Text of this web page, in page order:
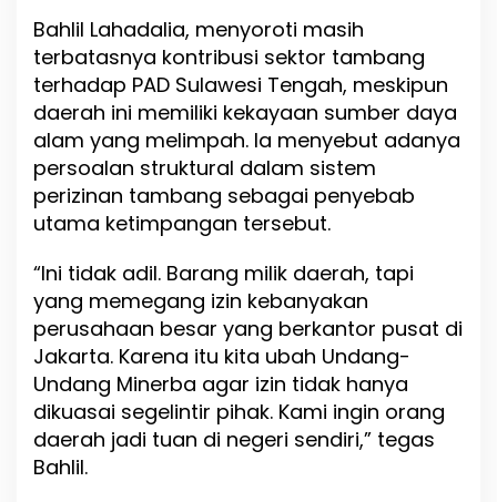
U
M
D
a
p
a
t
k
a
z
i
n
s
a
h
Bahlil Lahadalia, menyoroti masih
terbatasnya kontribusi sektor tambang
terhadap PAD Sulawesi Tengah, meskipun
daerah ini memiliki kekayaan sumber daya
alam yang melimpah. Ia menyebut adanya
persoalan struktural dalam sistem
perizinan tambang sebagai penyebab
utama ketimpangan tersebut.
“Ini tidak adil. Barang milik daerah, tapi
yang memegang izin kebanyakan
perusahaan besar yang berkantor pusat di
Jakarta. Karena itu kita ubah Undang-
Undang Minerba agar izin tidak hanya
dikuasai segelintir pihak. Kami ingin orang
daerah jadi tuan di negeri sendiri,” tegas
Bahlil.